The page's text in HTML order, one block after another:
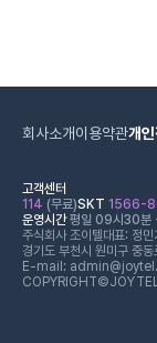
회사소개이용약관개
고객센터
114 (무료)SKT 1566-
운영시간평일 09시30분
주식회사 조이텔대표: 정민
경기도 부천시 원미구 중
E-mail: